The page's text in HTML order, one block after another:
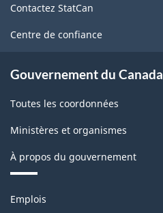
ce
site
Contactez StatCan
Centre de confiance
Gouvernement du Canada
Toutes les coordonnées
Ministères et organismes
À propos du gouvernement
Thèmes
Emplois